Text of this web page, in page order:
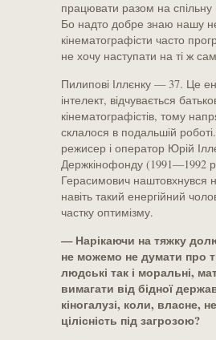
працювати разом на
Бо надто добре знаю нашу
кінематографісти часто
не хочу наступати на ті ж
Пилипові Іллєнку — 37. Це
інтелект, відчувається
кінематографістів, тому
склалося в подальшій
режисер і оператор Юрій
Держкінофонду (1991—1992
Герасимович наштовхнувся
навіть такий енергійний
частку оптимізму.
— Нарікаючи на тяжку
не можемо не думати про
людські так і моральні,
вимагати від бідної
кіногалузі, коли, власне,
цілісність під загрозою?